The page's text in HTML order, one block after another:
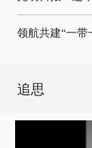
领航共建“一带
追思